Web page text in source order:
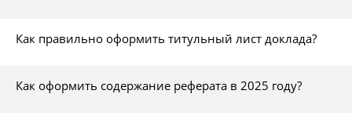
Как правильно оформить титульный лист доклада?
Как оформить содержание реферата в 2025 году?